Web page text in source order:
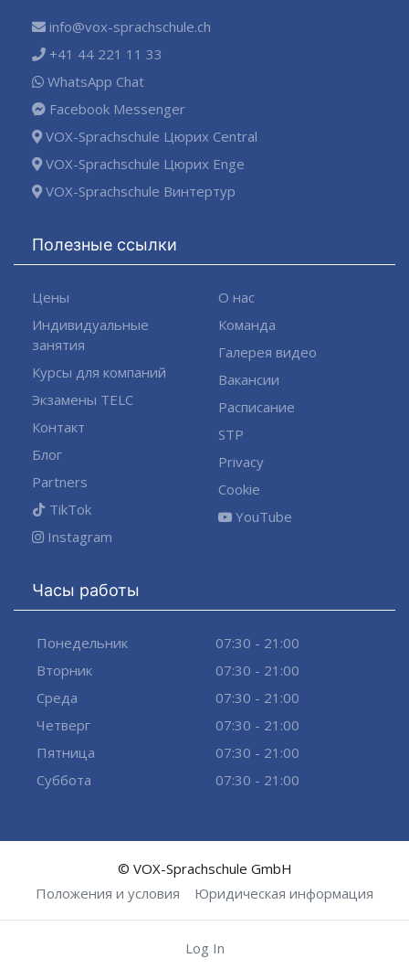
info@vox-sprachschule.ch
+41 44 221 11 33
WhatsApp Chat
Facebook Messenger
VOX-Sprachschule Цюрих Central
VOX-Sprachschule Цюрих Enge
VOX-Sprachschule Винтертур
Полезные ссылки
Цены
Индивидуальные
занятия
Курсы для компаний
Экзамены TELC
Контакт
Блог
Partners
TikTok
Instagram
О нас
Команда
Галерея видео
Вакансии
Расписание
STP
Privacy
Cookie
YouTube
Часы работы
Понедельник
07:30 - 21:00
Вторник
07:30 - 21:00
Среда
07:30 - 21:00
Четверг
07:30 - 21:00
Пятница
07:30 - 21:00
Суббота
07:30 - 21:00
© VOX-Sprachschule GmbH
Положения и условия
Юридическая информация
Log In